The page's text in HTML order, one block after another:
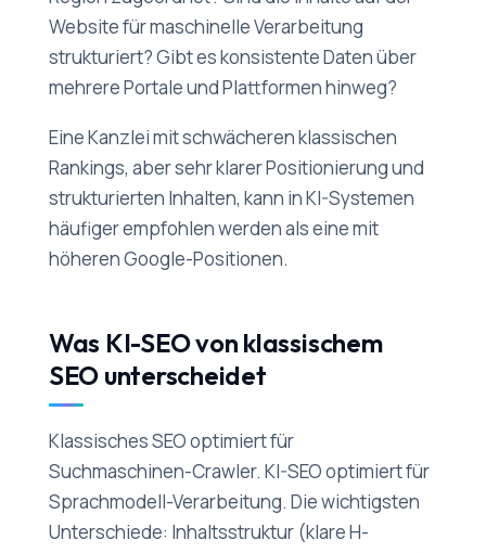
Website für maschinelle Verarbeitung
strukturiert? Gibt es konsistente Daten über
mehrere Portale und Plattformen hinweg?
Eine Kanzlei mit schwächeren klassischen
Rankings, aber sehr klarer Positionierung und
strukturierten Inhalten, kann in KI-Systemen
häufiger empfohlen werden als eine mit
höheren Google-Positionen.
Was KI-SEO von klassischem
SEO unterscheidet
Klassisches SEO optimiert für
Suchmaschinen-Crawler. KI-SEO optimiert für
Sprachmodell-Verarbeitung. Die wichtigsten
Unterschiede: Inhaltsstruktur (klare H-